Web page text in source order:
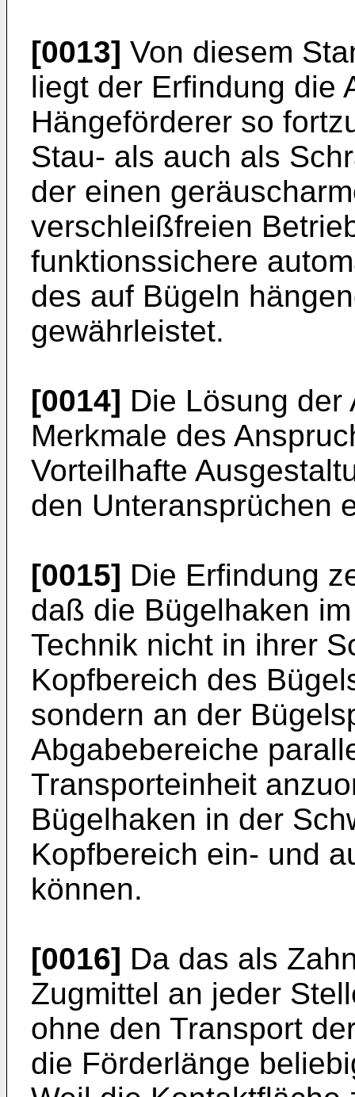
[0013] Von diesem
liegt der Erfindung die
Hängeförderer so
Stau- als auch als
der einen
verschleißfreien
funktionssichere
des auf Bügeln
gewährleistet.
[0014] Die Lösung der
Merkmale des
Vorteilhafte
den Unteransprüchen
[0015] Die Erfindung
daß die Bügelhaken
Technik nicht in ihrer
Kopfbereich des
sondern an der
Abgabebereiche
Transporteinheit
Bügelhaken in der
Kopfbereich ein- und
können.
[0016] Da das als
Zugmittel an jeder
ohne den Transport
die Förderlänge